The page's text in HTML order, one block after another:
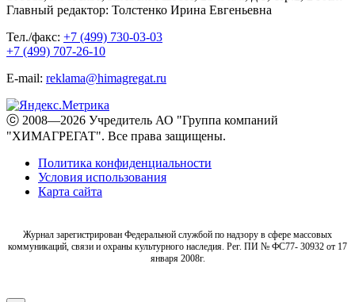
Главный редактор: Толстенко Ирина Евгеньевна
Тел./факс: +7 (499) 730-03-03
+7 (499) 707-26-10
E-mail: reklama@himagregat.ru
ⓒ 2008—2026 Учредитель АО "Группа компаний
"ХИМАГРЕГАТ". Все права защищены.
Политика конфиденциальности
Условия использования
Карта сайта
Журнал зарегистрирован Федеральной службой по надзору в сфере массовых
коммуникаций, связи и охраны культурного наследия. Рег. ПИ № ФС77- 30932 от 17
января 2008г.